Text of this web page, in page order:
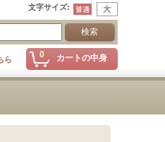
文字サイズ:
0 カートの中身
ら